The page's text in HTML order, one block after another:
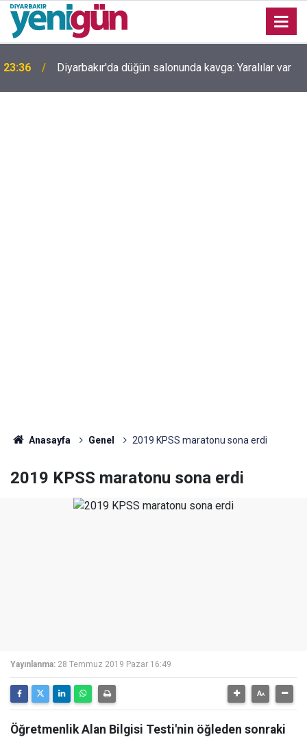
23:36 Diyarbakır'da düğün salonunda kavga: Yaralılar var
Anasayfa Genel 2019 KPSS maratonu sona erdi
2019 KPSS maratonu sona erdi
Yayınlanma: 28 Temmuz 2019 Pazar 16:49
Öğretmenlik Alan Bilgisi Testi'nin öğleden sonraki